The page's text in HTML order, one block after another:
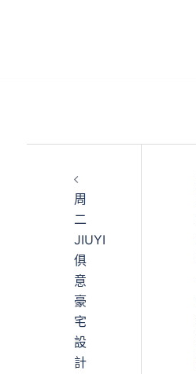
周
二
JIUYI
俱
意
豪
宅
設
計